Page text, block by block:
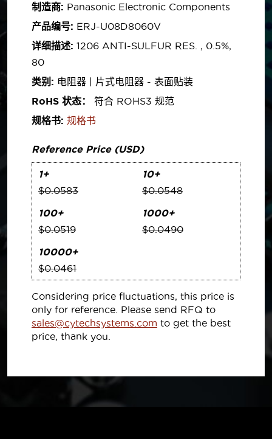
制造商: Panasonic Electronic Components
产品编号: ERJ-U08D8060V
详细描述: 1206 ANTI-SULFUR RES. , 0.5%,
80
类别: 电阻器 | 片式电阻器 - 表面贴装
RoHS 状态：
符合 ROHS3 规范
规格书: 规格书
Reference Price (USD)
1+
$0.0583
10+
$0.0548
100+
$0.0519
1000+
$0.0490
10000+
$0.0461
Considering price fluctuations, this price is
only for reference. Please send RFQ to
sales@cytechsystems.com to get the best
price, thank you.